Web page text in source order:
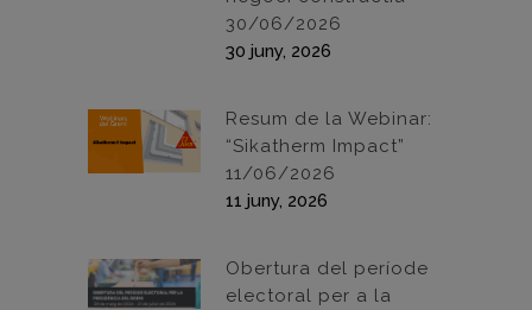
30/06/2026
30 juny, 2026
Resum de la Webinar:
“Sikatherm Impact”
11/06/2026
11 juny, 2026
Obertura del període
electoral per a la